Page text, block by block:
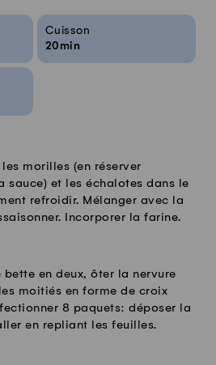
Cuisson
20min
morilles (en réserver
sauce) et les échalotes dans le
refroidir. Mélanger avec la
Incorporer la farine.
en deux, ôter la nervure
moitiés en forme de croix
8 paquets: déposer la
en repliant les feuilles.